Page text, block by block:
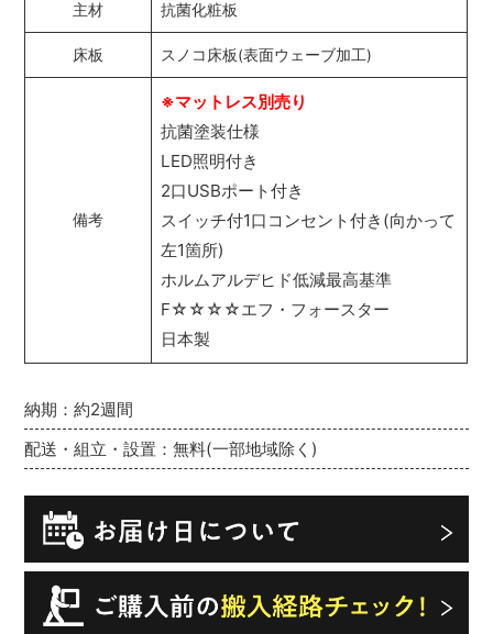
納期：約2週間
配送・組立・設置：無料(一部地域除く)
主材 抗菌化粧板
床板 スノコ床板(表面ウェーブ加工)
備考
※マットレス別売り
抗菌塗装仕様
LED照明付き
2口USBポート付き
スイッチ付1口コンセント付き(向かって
左1箇所)
ホルムアルデヒド低減最高基準
F☆☆☆☆エフ・フォースター
日本製